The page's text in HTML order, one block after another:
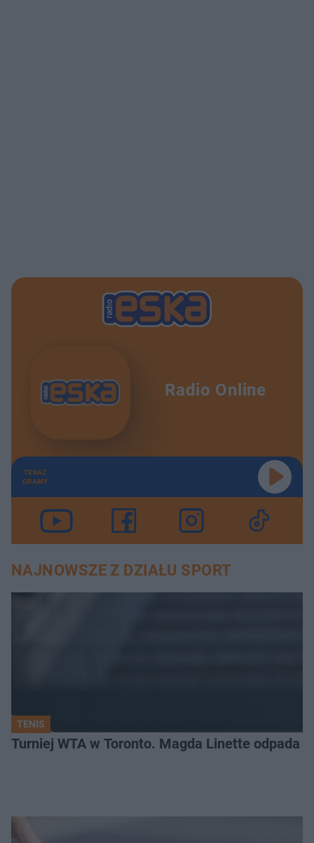
Radio Online
TERAZ
GRAMY
NAJNOWSZE Z DZIAŁU SPORT
TENIS
Turniej WTA w Toronto. Magda Linette odpada